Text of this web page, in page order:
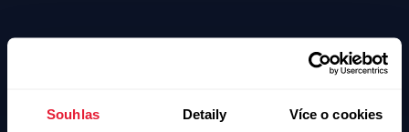
Souhlas Detaily Více o cookies